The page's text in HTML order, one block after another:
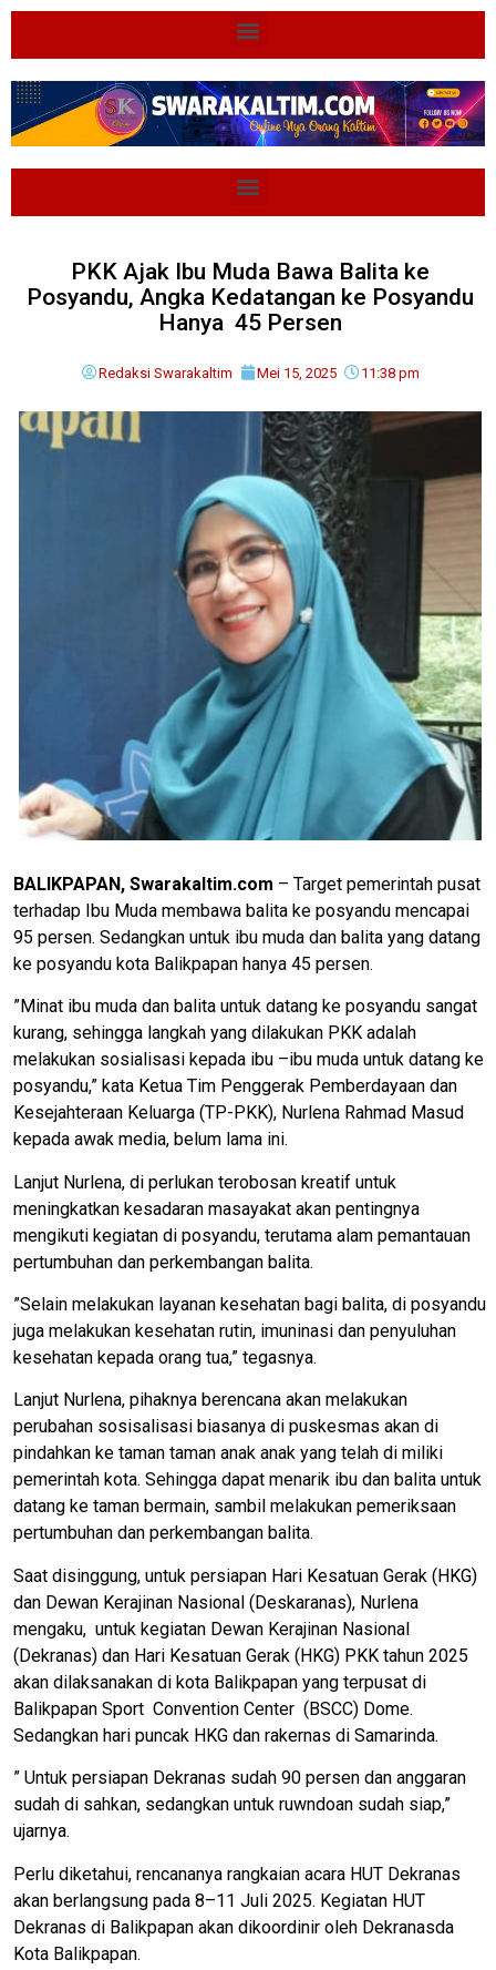
PKK Ajak Ibu Muda Bawa Balita ke
Posyandu, Angka Kedatangan ke Posyandu
Hanya 45 Persen
Redaksi Swarakaltim Mei 15, 2025 11:38 pm
BALIKPAPAN, Swarakaltim.com – Target pemerintah pusat
terhadap Ibu Muda membawa balita ke posyandu mencapai
95 persen. Sedangkan untuk ibu muda dan balita yang datang
ke posyandu kota Balikpapan hanya 45 persen.
”Minat ibu muda dan balita untuk datang ke posyandu sangat
kurang, sehingga langkah yang dilakukan PKK adalah
melakukan sosialisasi kepada ibu –ibu muda untuk datang ke
posyandu,” kata Ketua Tim Penggerak Pemberdayaan dan
Kesejahteraan Keluarga (TP-PKK), Nurlena Rahmad Masud
kepada awak media, belum lama ini.
Lanjut Nurlena, di perlukan terobosan kreatif untuk
meningkatkan kesadaran masayakat akan pentingnya
mengikuti kegiatan di posyandu, terutama alam pemantauan
pertumbuhan dan perkembangan balita.
”Selain melakukan layanan kesehatan bagi balita, di posyandu
juga melakukan kesehatan rutin, imuninasi dan penyuluhan
kesehatan kepada orang tua,” tegasnya.
Lanjut Nurlena, pihaknya berencana akan melakukan
perubahan sosisalisasi biasanya di puskesmas akan di
pindahkan ke taman taman anak anak yang telah di miliki
pemerintah kota. Sehingga dapat menarik ibu dan balita untuk
datang ke taman bermain, sambil melakukan pemeriksaan
pertumbuhan dan perkembangan balita.
Saat disinggung, untuk persiapan Hari Kesatuan Gerak (HKG)
dan Dewan Kerajinan Nasional (Deskaranas), Nurlena
mengaku, untuk kegiatan Dewan Kerajinan Nasional
(Dekranas) dan Hari Kesatuan Gerak (HKG) PKK tahun 2025
akan dilaksanakan di kota Balikpapan yang terpusat di
Balikpapan Sport Convention Center (BSCC) Dome.
Sedangkan hari puncak HKG dan rakernas di Samarinda.
” Untuk persiapan Dekranas sudah 90 persen dan anggaran
sudah di sahkan, sedangkan untuk ruwndoan sudah siap,”
ujarnya.
Perlu diketahui, rencananya rangkaian acara HUT Dekranas
akan berlangsung pada 8–11 Juli 2025. Kegiatan HUT
Dekranas di Balikpapan akan dikoordinir oleh Dekranasda
Kota Balikpapan.